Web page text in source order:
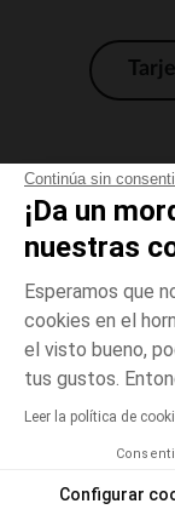
Continúa sin
¡Da un
nuestras
Esperamos que
cookies en el
el visto bueno,
tus gustos.
Leer la política de
Configurar
El pago
Orchestra adhiere al
electrónico y venta